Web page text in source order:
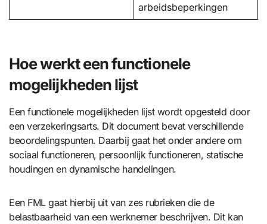
arbeidsbeperkingen
Hoe werkt een functionele
mogelijkheden lijst
Een functionele mogelijkheden lijst wordt opgesteld door
een verzekeringsarts. Dit document bevat verschillende
beoordelingspunten. Daarbij gaat het onder andere om
sociaal functioneren, persoonlijk functioneren, statische
houdingen en dynamische handelingen.
Een FML gaat hierbij uit van zes rubrieken die de
belastbaarheid van een werknemer beschrijven. Dit kan